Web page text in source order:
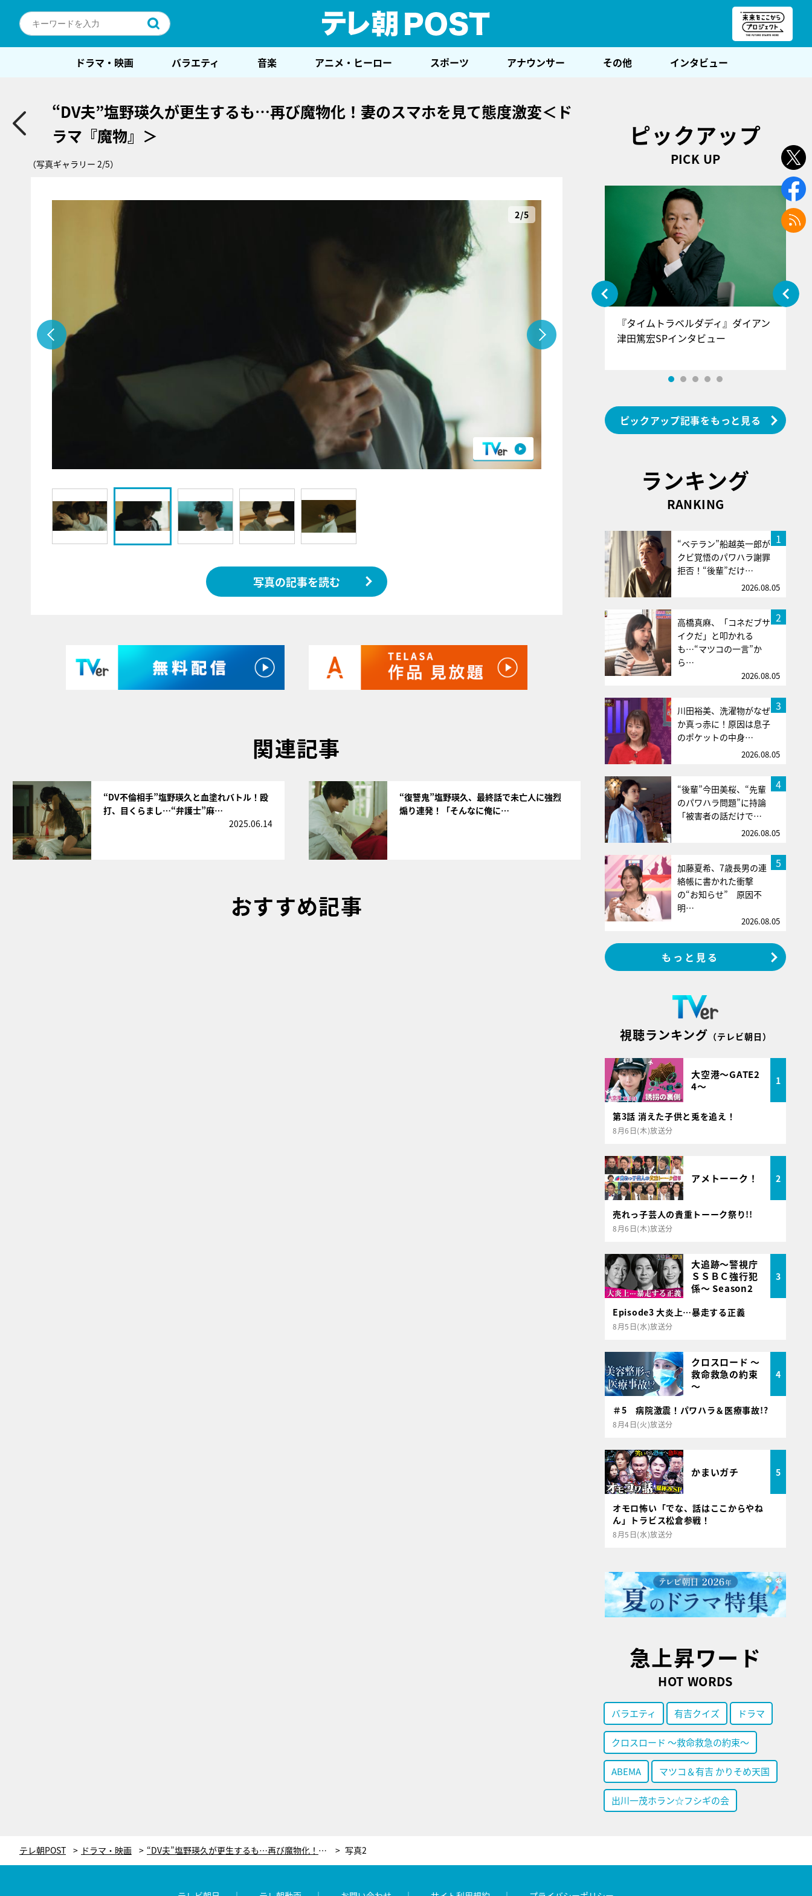
ドラマ・映画 バラエティ 音楽 アニメ・ヒーロー スポーツ アナウンサー その他 インタビュー
“DV夫”塩野瑛久が更生するも…再び魔物化！妻のスマホを見て態度激変＜ド
ラマ『魔物』＞
（写真ギャラリー 2/5）
2/5
写真の記事を読む
関連記事
“DV不倫相手”塩野瑛久と血塗れバトル！殴
打、目くらまし…“弁護士”麻…
2025.06.14
“復讐鬼”塩野瑛久、最終話で未亡人に強烈
煽り連発！「そんなに俺に…
おすすめ記事
ピックアップ
PICK UP
『アイ＝ラブ！げーみんぐ』＝LOV
E齋藤樹愛羅＆佐々木舞香SPインタ
『タイムトラベルダディ』ダイアン
津田篤宏SPインタビュー
ピックアップ記事をもっと見る
ランキング
RANKING
1
“ベテラン”船越英一郎が
クビ覚悟のパワハラ謝罪
拒否！“後輩”だけ…
2026.08.05
2
高橋真麻、「コネだブサ
イクだ」と叩かれる
も…“マツコの一言”か
ら…
2026.08.05
3
川田裕美、洗濯物がなぜ
か真っ赤に！原因は息子
のポケットの中身…
2026.08.05
4
“後輩”今田美桜、“先輩
のパワハラ問題”に持論
「被害者の話だけで…
2026.08.05
5
加藤夏希、7歳長男の連
絡帳に書かれた衝撃
の“お知らせ” 原因不
明…
2026.08.05
もっと見る
視聴ランキング （テレビ朝日）
大空港～GATE2
4～
1
第3話 消えた子供と兎を追え！
8月6日(木)放送分
アメトーーク！ 2
売れっ子芸人の貴重トーーク祭り!!
8月6日(木)放送分
大追跡～警視庁
ＳＳＢＣ強行犯
係～ Season2
3
Episode3 大炎上…暴走する正義
8月5日(水)放送分
クロスロード ～
救命救急の約束
～
4
＃5 病院激震！パワハラ＆医療事故!?
8月4日(火)放送分
かまいガチ 5
オモロ怖い「でな、話はここからやね
ん」トラビス松倉参戦！
8月5日(水)放送分
急上昇ワード
HOT WORDS
バラエティ 有吉クイズ ドラマ
クロスロード ～救命救急の約束～
ABEMA マツコ＆有吉 かりそめ天国
出川一茂ホラン☆フシギの会
テレ朝POST ドラマ・映画 “DV夫”塩野瑛久が更生するも…再び魔物化！妻のスマホを見て態度激変＜ドラマ『魔物』＞ 写真2